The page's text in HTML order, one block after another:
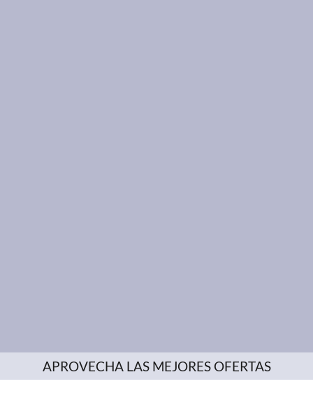
APROVECHA LAS MEJORES OFERTAS